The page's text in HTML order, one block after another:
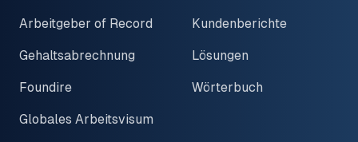
Arbeitgeber of Record
Gehaltsabrechnung
Foundire
Globales Arbeitsvisum
Kundenberichte
Lösungen
Wörterbuch